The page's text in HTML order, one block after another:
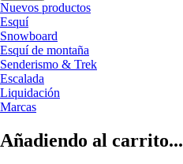
Nuevos productos
Esquí
Snowboard
Esquí de montaña
Senderismo & Trek
Escalada
Liquidación
Marcas
Añadiendo al carrito...